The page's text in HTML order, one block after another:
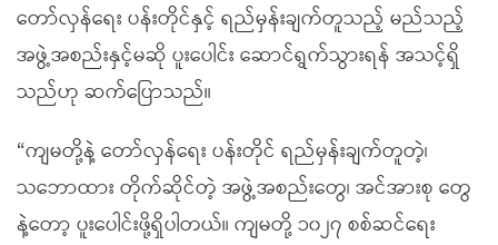
တော်လှန်ရေး ပန်းတိုင်နှင့် ရည်မှန်းချက်တူသည့် မည်သည့်
အဖွဲ့အစည်းနှင့်မဆို ပူးပေါင်း ဆောင်ရွက်သွားရန် အသင့်ရှိ
သည်ဟု ဆက်ပြောသည်။
“ကျမတို့နဲ့ တော်လှန်ရေး ပန်းတိုင် ရည်မှန်းချက်တူတဲ့၊
သဘောထား တိုက်ဆိုင်တဲ့ အဖွဲ့အစည်းတွေ၊ အင်အားစု တွေ
နဲ့တော့ ပူးပေါင်းဖို့ရှိပါတယ်။ ကျမတို့ ၁၀၂၇ စစ်ဆင်ရေး